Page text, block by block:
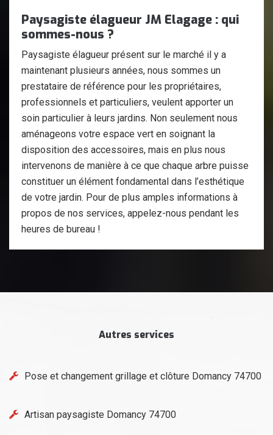
Paysagiste élagueur JM Elagage : qui
sommes-nous ?
Paysagiste élagueur présent sur le marché il y a
maintenant plusieurs années, nous sommes un
prestataire de référence pour les propriétaires,
professionnels et particuliers, veulent apporter un
soin particulier à leurs jardins. Non seulement nous
aménageons votre espace vert en soignant la
disposition des accessoires, mais en plus nous
intervenons de manière à ce que chaque arbre puisse
constituer un élément fondamental dans l’esthétique
de votre jardin. Pour de plus amples informations à
propos de nos services, appelez-nous pendant les
heures de bureau !
Autres services
Pose et changement grillage et clôture Domancy 74700
Artisan paysagiste Domancy 74700